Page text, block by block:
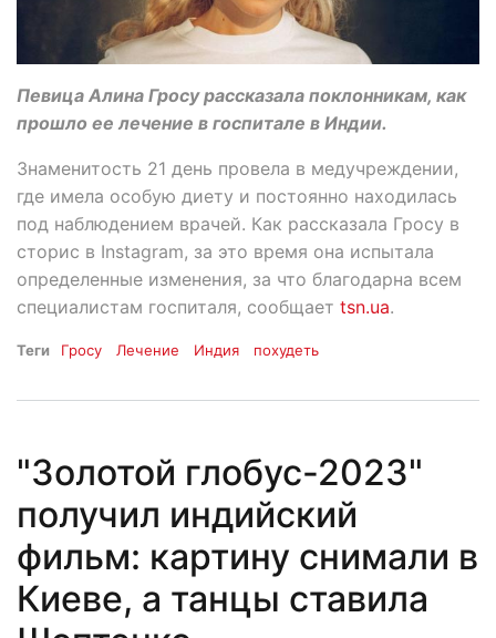
Певица Алина Гросу рассказала поклонникам, как
прошло ее лечение в госпитале в Индии.
Знаменитость 21 день провела в медучреждении,
где имела особую диету и постоянно находилась
под наблюдением врачей. Как рассказала Гросу в
сторис в Instagram, за это время она испытала
определенные изменения, за что благодарна всем
специалистам госпиталя, сообщает tsn.ua.
Теги Гросу Лечение Индия похудеть
"Золотой глобус-2023"
получил индийский
фильм: картину снимали в
Киеве, а танцы ставила